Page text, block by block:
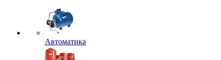
Автоматика